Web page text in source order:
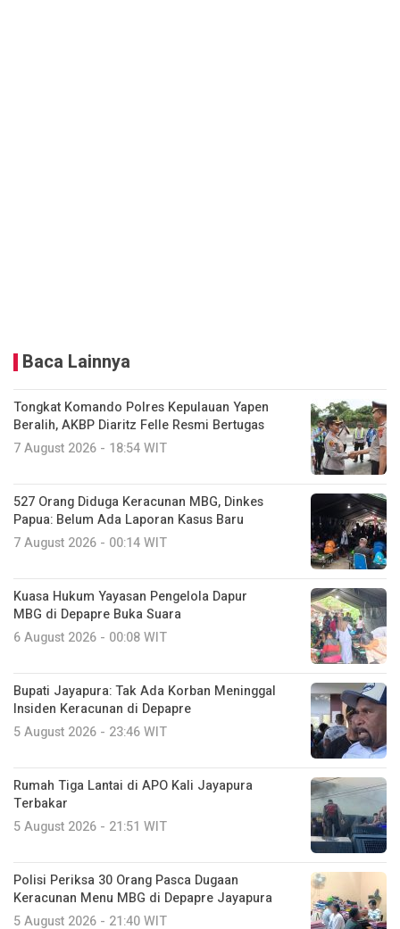
Baca Lainnya
Tongkat Komando Polres Kepulauan Yapen
Beralih, AKBP Diaritz Felle Resmi Bertugas
7 August 2026 - 18:54 WIT
527 Orang Diduga Keracunan MBG, Dinkes
Papua: Belum Ada Laporan Kasus Baru
7 August 2026 - 00:14 WIT
Kuasa Hukum Yayasan Pengelola Dapur
MBG di Depapre Buka Suara
6 August 2026 - 00:08 WIT
Bupati Jayapura: Tak Ada Korban Meninggal
Insiden Keracunan di Depapre
5 August 2026 - 23:46 WIT
Rumah Tiga Lantai di APO Kali Jayapura
Terbakar
5 August 2026 - 21:51 WIT
Polisi Periksa 30 Orang Pasca Dugaan
Keracunan Menu MBG di Depapre Jayapura
5 August 2026 - 21:40 WIT